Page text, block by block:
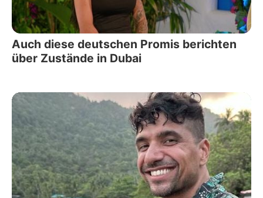
Auch diese deutschen Promis berichten
über Zustände in Dubai